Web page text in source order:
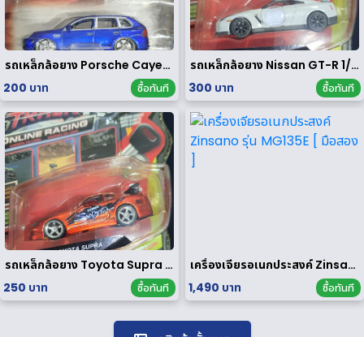
รถเหล็กล้อยาง Porsche Cayenne Turbo 1/64
200 บาท
ซื้อทันที
รถเหล็กล้อยาง Nissan GT-R 1/64
300 บาท
ซื้อทันที
รถเหล็กล้อยาง Toyota Supra 1/64
250 บาท
ซื้อทันที
เครื่องเจียรอเนกประสงค์ Zinsano รุ่น MG135E [ มือสอง ]
1,490 บาท
ซื้อทันที